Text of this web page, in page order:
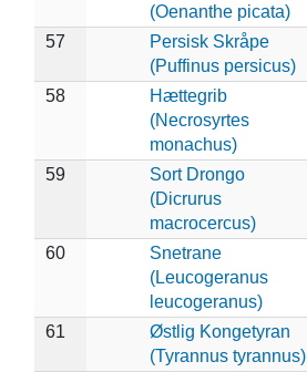
(Oenanthe picata)
57
Persisk Skråpe
(Puffinus persicus)
58
Hættegrib
(Necrosyrtes
monachus)
59
Sort Drongo
(Dicrurus
macrocercus)
60
Snetrane
(Leucogeranus
leucogeranus)
61
Østlig Kongetyran
(Tyrannus tyrannus)